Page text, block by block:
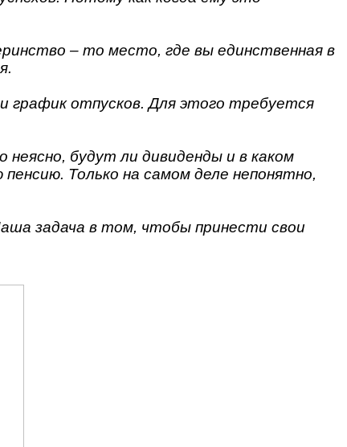
– то место, где вы единственная в
график отпусков. Для этого требуется
будут ли дивиденды и в каком
Только на самом деле непонятно,
задача в том, чтобы принести свои